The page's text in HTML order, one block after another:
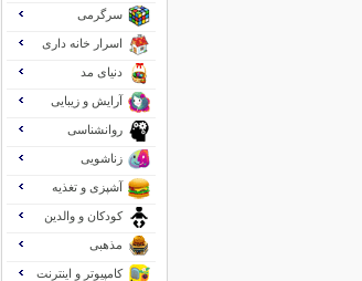
سرگرمی
اسرار خانه داری
دنیای مد
آرایش و زیبایی
روانشناسی
زناشویی
آشپزی و تغذیه
کودکان و والدین
مذهبی
کامپیوتر و اینترنت